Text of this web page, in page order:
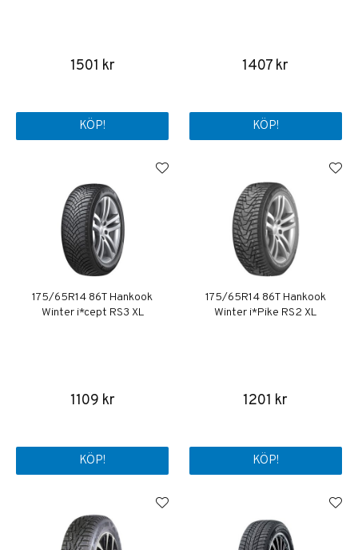
1501 kr
KÖP!
1407 kr
KÖP!
175/65R14 86T Hankook
Winter i*cept RS3 XL
1109 kr
KÖP!
175/65R14 86T Hankook
Winter i*Pike RS2 XL
1201 kr
KÖP!